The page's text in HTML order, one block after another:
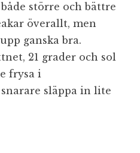
större och bättre
överallt, men
ganska bra.
21 grader och sol
frysa i
släppa in lite